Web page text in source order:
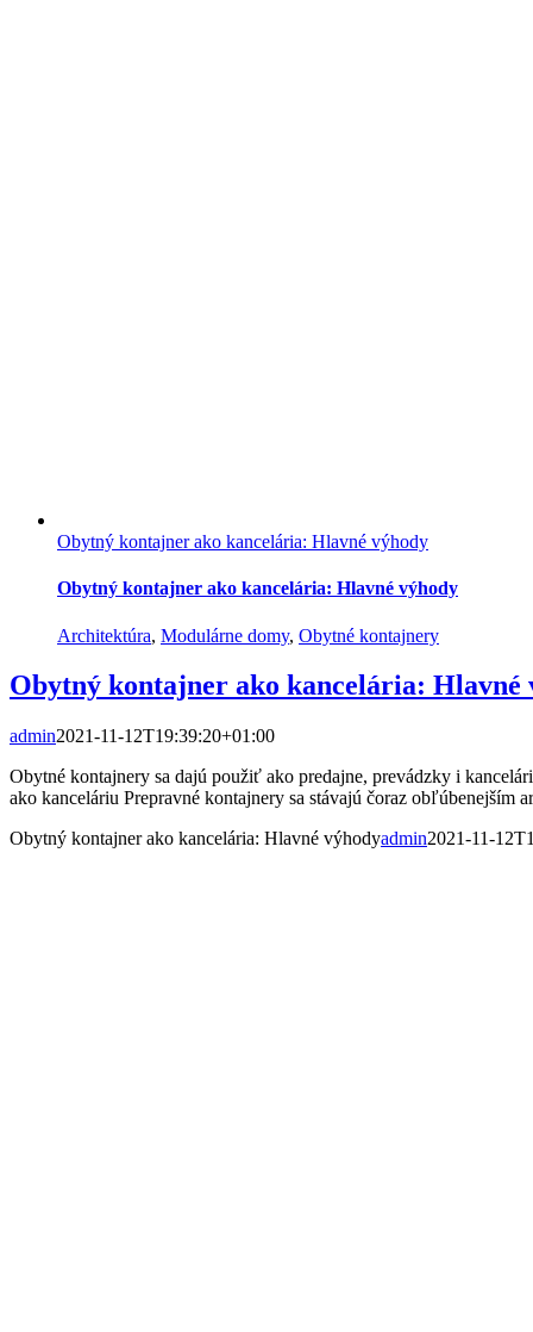
Obytný kontajner ako kancelária: Hlavné výhody
Obytný kontajner ako kancelária: Hlavné výhody
Architektúra, Modulárne domy, Obytné kontajnery
Obytný kontajner ako kancelária: Hlavné
admin2021-11-12T19:39:20+01:00
Obytné kontajnery sa dajú použiť ako predajne, prevádzky i
ako kanceláriu Prepravné kontajnery sa stávajú čoraz
Obytný kontajner ako kancelária: Hlavné výhodyadmin2021-11-